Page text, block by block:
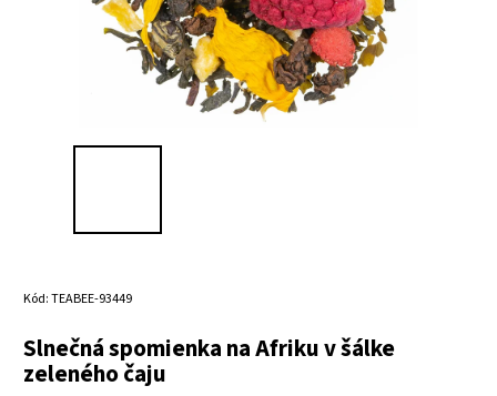
Kód:TEABEE-93449
Slnečná spomienka na Afriku v šálke
zeleného čaju